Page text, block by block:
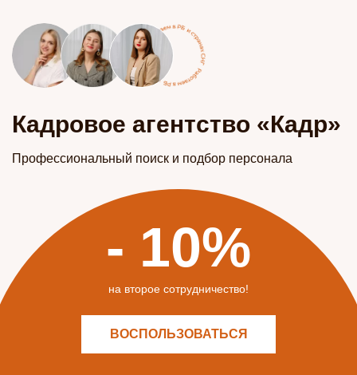
Кадровое агентство «Кадр»
Профессиональный поиск и подбор персонала
- 10%
на второе сотрудничество!
ВОСПОЛЬЗОВАТЬСЯ